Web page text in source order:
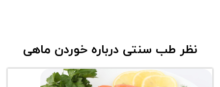
نظر طب سنتی درباره خوردن ماهی